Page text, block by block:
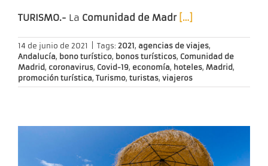
TURISMO.- La Comunidad de Madr […]
14 de junio de 2021 Tags: 2021, agencias de viajes,
Andalucía, bono turístico, bonos turísticos, Comunidad de
Madrid , coronavirus, Covid-19, economía, hoteles, Madrid ,
promoción turística, Turismo, turistas, viajeros